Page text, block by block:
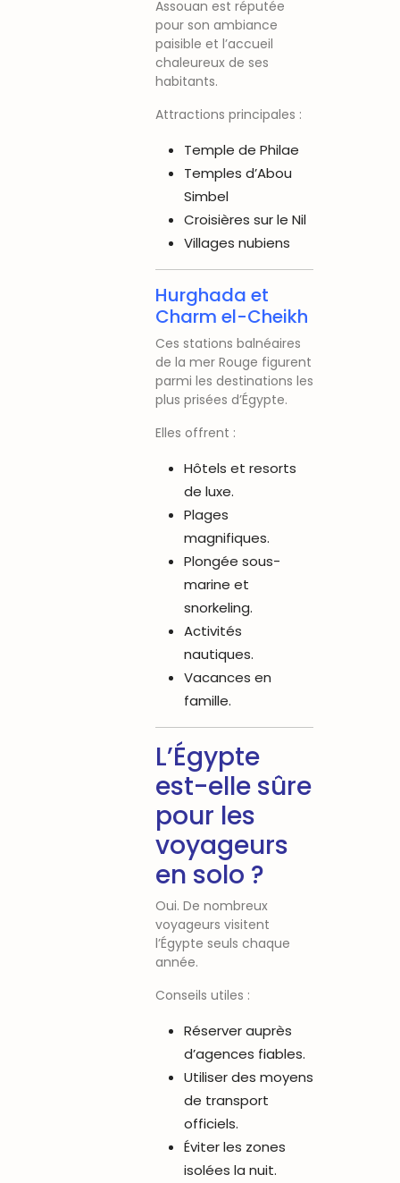
Assouan est réputée
pour son ambiance
paisible et l’accueil
chaleureux de ses
habitants.
Attractions principales :
Temple de Philae
Temples d’Abou
Simbel
Croisières sur le Nil
Villages nubiens
Hurghada et
Charm el-Cheikh
Ces stations balnéaires
de la mer Rouge figurent
parmi les destinations les
plus prisées d’Égypte.
Elles offrent :
Hôtels et resorts
de luxe.
Plages
magnifiques.
Plongée sous-
marine et
snorkeling.
Activités
nautiques.
Vacances en
famille.
L’Égypte
est-elle sûre
pour les
voyageurs
en solo ?
Oui. De nombreux
voyageurs visitent
l’Égypte seuls chaque
année.
Conseils utiles :
Réserver auprès
d’agences fiables.
Utiliser des moyens
de transport
officiels.
Éviter les zones
isolées la nuit.